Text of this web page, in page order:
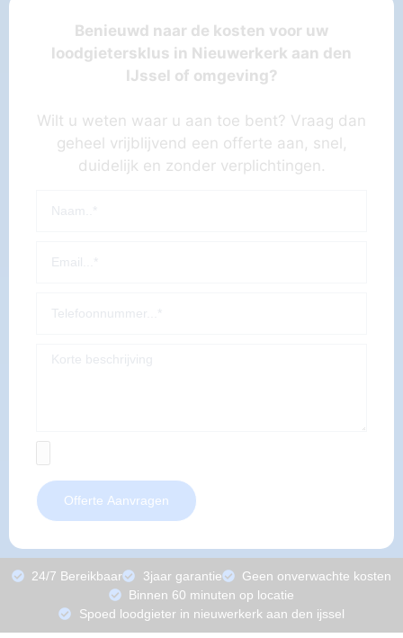
Benieuwd naar de kosten voor uw
loodgietersklus in Nieuwerkerk aan den
IJssel of omgeving?
Wilt u weten waar u aan toe bent? Vraag dan
geheel vrijblijvend een offerte aan, snel,
duidelijk en zonder verplichtingen.
Offerte Aanvragen
24/7 Bereikbaar 3jaar garantie
Geen onverwachte kosten
Binnen 60 minuten op locatie
Spoed loodgieter in nieuwerkerk aan den ijssel